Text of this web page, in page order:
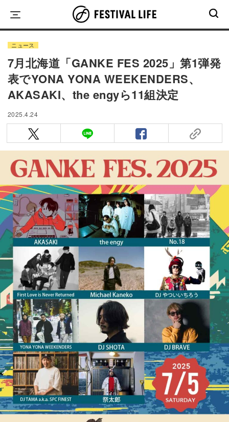
content
ニュース
7月北海道「GANKE FES 2025」第1弾発
表でYONA YONA WEEKENDERS、
AKASAKI、the engyら11組決定
2025.4.24